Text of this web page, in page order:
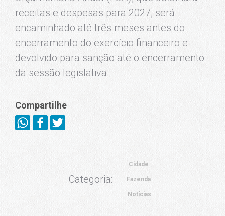
receitas e despesas para 2027, será
encaminhado até três meses antes do
encerramento do exercício financeiro e
devolvido para sanção até o encerramento
da sessão legislativa.
Compartilhe
Categoria:
Cidade
Fazenda
Notícias